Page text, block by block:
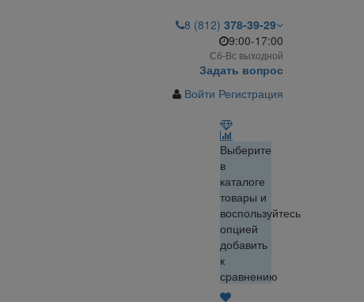
8 (812) 378-39-29
9:00-17:00
Сб-Вс выходной
Задать вопрос
Войти Регистрация
Выберите
в
каталоге
товары и
воспользуйтесь
опцией
добавить
к
сравнению